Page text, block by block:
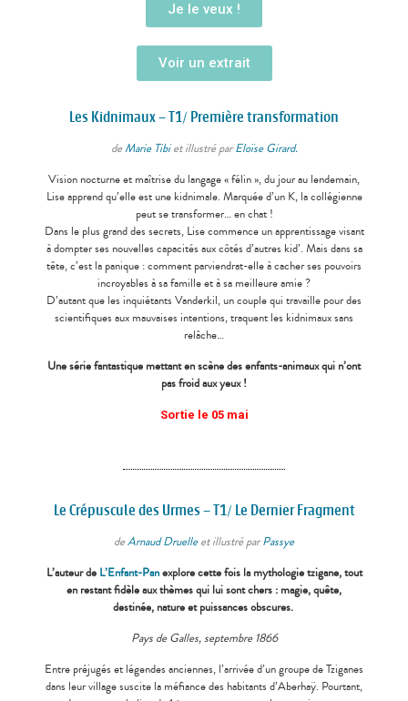
Je le veux !
Voir un extrait
Les Kidnimaux – T1/ Première transformation
deMarie Tibiet illustré parEloïse Girard.
Vision nocturne et maîtrise du langage « félin », du jour au lendemain,
Lise apprend qu’elle est une kidnimale. Marquée d’un K, la collégienne
peut se transformer… en chat !
Dans le plus grand des secrets, Lise commence un apprentissage visant
à dompter ses nouvelles capacités aux côtés d’autres kid’. Mais dans sa
tête, c’est la panique : comment parviendrat-elle à cacher ses pouvoirs
incroyables à sa famille et à sa meilleure amie ?
D’autant que les inquiétants Vanderkil, un couple qui travaille pour des
scientifiques aux mauvaises intentions, traquent les kidnimaux sans
relâche…
Une série fantastique mettant en scène des enfants-animaux qui n’ont
pas froid aux yeux !
Sortie le 05 mai
Le Crépuscule des Urmes – T1/ Le Dernier Fragment
deArnaud Druelleet illustré parPassye
L’auteur de L’Enfant-Panexplore cette fois la mythologie tzigane, tout
en restant fidèle aux thèmes qui lui sont chers : magie, quête,
destinée, nature et puissances obscures.
Pays de Galles, septembre 1866
Entre préjugés et légendes anciennes, l’arrivée d’un groupe de Tziganes
dans leur village suscite la méfiance des habitants d’Aberhaÿ. Pourtant,